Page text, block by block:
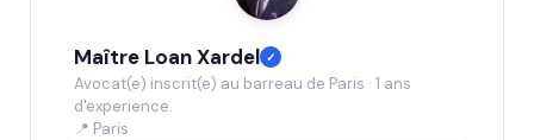
Maître Loan Xardel ✓
Avocat(e) inscrit(e) au barreau de Paris · 1 ans
d'experience.
📍 Paris